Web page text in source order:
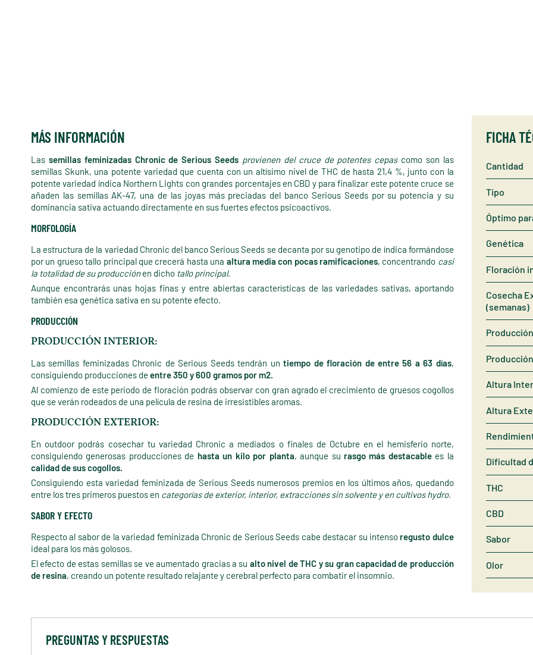
MÁS INFORMACIÓN
Las semillas feminizadas Chronic de Serious Seeds provienen del cruce de potentes cepascomo son las
semillas Skunk, una potente variedad que cuenta con un altísimo nivel de THC de hasta 21,4 %, junto con la
potente variedad índica Northern Lights con grandes porcentajes en CBD y para finalizar este potente cruce se
añaden las semillas AK-47, una de las joyas más preciadas del banco Serious Seeds por su potencia y su
dominancia sativa actuando directamente en sus fuertes efectos psicoactivos.
MORFOLOGÍA
La estructura de la variedad Chronic del banco Serious Seeds se decanta por su genotipo de índica formándose
por un grueso tallo principal que crecerá hasta una altura media con pocas ramificaciones, concentrando casi
la totalidad de su producciónen dicho tallo principal.
Aunque encontrarás unas hojas finas y entre abiertas características de las variedades sativas, aportando
también esa genética sativa en su potente efecto.
PRODUCCIÓN
PRODUCCIÓN INTERIOR:
Las semillas feminizadas Chronic de Serious Seeds tendrán untiempo de floración de entre 56 a 63 días,
consiguiendo producciones de entre 350 y 600 gramos por m2.
Al comienzo de este periodo de floración podrás observar con gran agrado el crecimiento de gruesos cogollos
que se verán rodeados de una película de resina de irresistibles aromas.
PRODUCCIÓN EXTERIOR:
En outdoor podrás cosechar tu variedad Chronic a mediados o finales de Octubre en el hemisferio norte,
consiguiendo generosas producciones de hasta un kilo por planta, aunque su rasgo más destacablees la
calidad de sus cogollos.
Consiguiendo esta variedad feminizada de Serious Seeds numerosos premios en los últimos años, quedando
entre los tres primeros puestos en categorías de exterior, interior, extracciones sin solvente y en cultivos hydro.
SABOR Y EFECTO
Respecto al sabor de la variedad feminizada Chronic de Serious Seeds cabe destacar su intenso regusto dulce
ideal para los más golosos.
El efecto de estas semillas se ve aumentado gracias a su alto nivel de THC y su gran capacidad de producción
de resina, creando un potente resultado relajante y cerebral perfecto para combatir el insomnio.
FICHA
Cantidad
Tipo
Óptimo
Genética
Floración
Cosecha
(semanas)
Altura
Altura
Dificultad
THC
CBD
Sabor
Olor
PREGUNTAS Y RESPUESTAS